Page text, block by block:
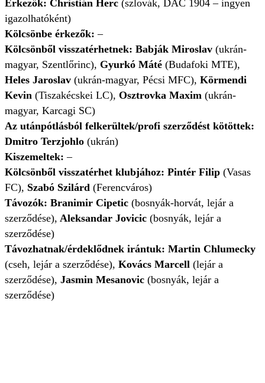
Érkezők: Christián Herc (szlovák, DAC 1904 – ingyen
igazolhatóként)
Kölcsönbe érkezők: –
Kölcsönből visszatérhetnek: Babják Miroslav (ukrán-
magyar, Szentlőrinc), Gyurkó Máté (Budafoki MTE),
Heles Jaroslav (ukrán-magyar, Pécsi MFC), Körmendi
Kevin (Tiszakécskei LC), Osztrovka Maxim (ukrán-
magyar, Karcagi SC)
Az utánpótlásból felkerültek/profi szerződést kötöttek:
Dmitro Terzjohlo (ukrán)
Kiszemeltek:–
Kölcsönből visszatérhet klubjához: Pintér Filip (Vasas
FC), Szabó Szilárd (Ferencváros)
Távozók: Branimir Cipetic (bosnyák-horvát, lejár a
szerződése), Aleksandar Jovicic (bosnyák, lejár a
szerződése)
Távozhatnak/érdeklődnek irántuk: Martin Chlumecky
(cseh, lejár a szerződése), Kovács Marcell (lejár a
szerződése), Jasmin Mesanovic (bosnyák, lejár a
szerződése)